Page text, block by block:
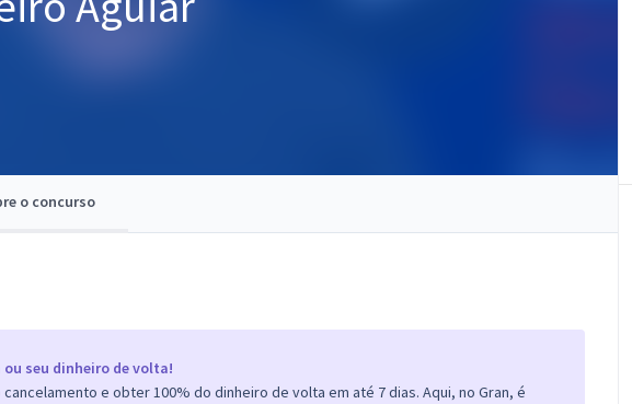
o concurso
seu dinheiro de volta!
e obter 100% do dinheiro de volta em até 7 dias. Aqui, no Gran, é